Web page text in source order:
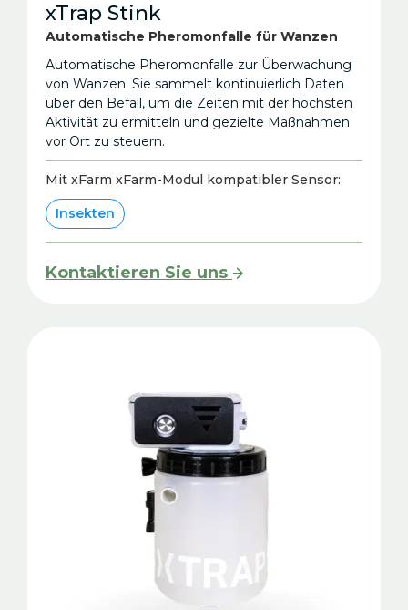
xTrap Stink
Automatische Pheromonfalle für Wanzen
Automatische Pheromonfalle zur Überwachung
von Wanzen. Sie sammelt kontinuierlich Daten
über den Befall, um die Zeiten mit der höchsten
Aktivität zu ermitteln und gezielte Maßnahmen
vor Ort zu steuern.
Mit xFarm xFarm-Modul kompatibler Sensor:
Insekten
Kontaktieren Sie uns